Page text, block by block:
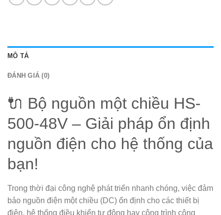
MÔ TẢ
ĐÁNH GIÁ (0)
🔌 Bộ nguồn một chiều HS-
500-48V – Giải pháp ổn định
nguồn điện cho hệ thống của
bạn!
Trong thời đại công nghệ phát triển nhanh chóng, việc đảm
bảo nguồn điện một chiều (DC) ổn định cho các thiết bị
điện, hệ thống điều khiển tự động hay công trình công